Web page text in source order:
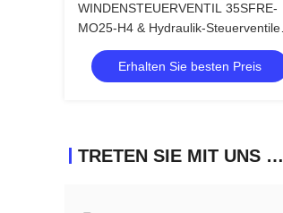
WINDENSTEUERVENTIL 35SFRE-
MO25-H4 & Hydraulik-Steuerventile
WINDENSTEUERVENTIL 35SFRE-
MO25-H3 FEIHANG MARKEN
Erhalten Sie besten Preis
TRETEN SIE MIT UNS IN VERBINDUNG